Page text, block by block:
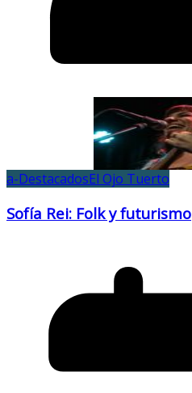
a-DestacadosEl Ojo Tuerto
Sofía Rei: Folk y futurismo